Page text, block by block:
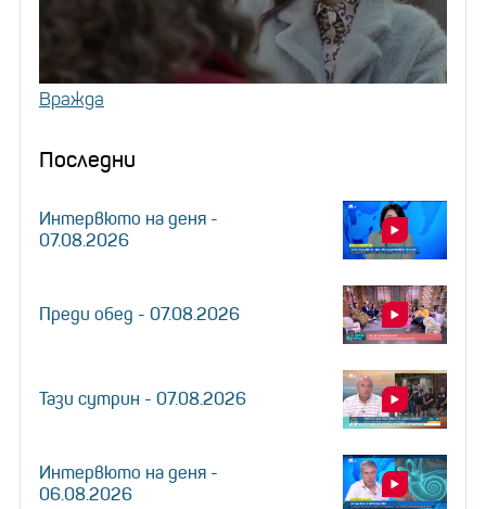
Вражда
Последни
Интервюто на деня -
07.08.2026
Преди обед - 07.08.2026
Тази сутрин - 07.08.2026
Интервюто на деня -
06.08.2026